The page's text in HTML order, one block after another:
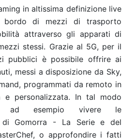
in altissima definizione live
di mezzi di trasporto
attraverso gli apparati di
stessi. Grazie al 5G, per il
pubblici è possibile offrire ai
messi a disposizione da Sky,
programmati da remoto in
e personalizzata. In tal modo
ad esempio vivere le
di Gomorra - La Serie e del
o approfondire i fatti